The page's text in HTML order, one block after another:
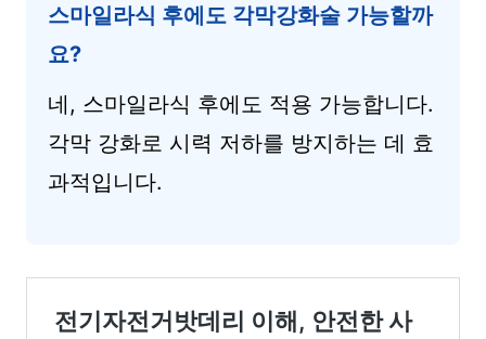
스마일라식 후에도 각막강화술 가능할까
요?
네, 스마일라식 후에도 적용 가능합니다.
각막 강화로 시력 저하를 방지하는 데 효
과적입니다.